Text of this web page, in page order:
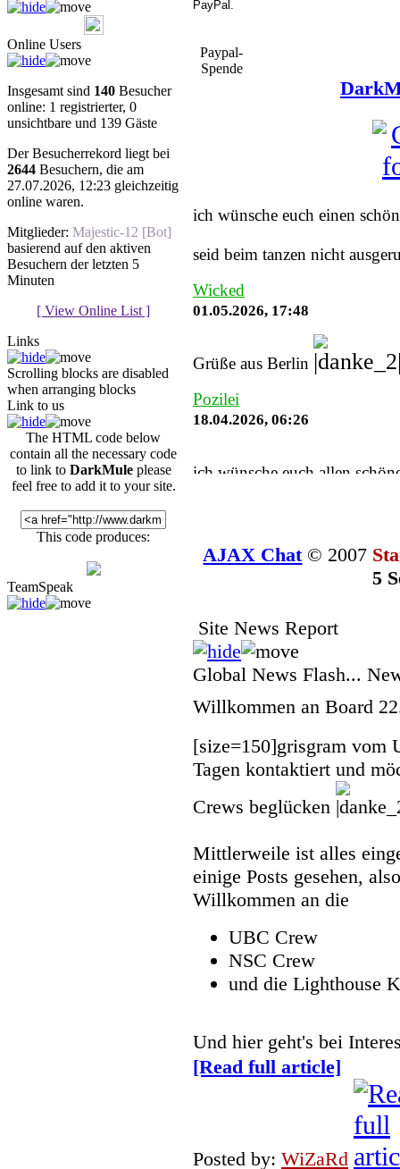
Online Users
Insgesamt sind 140 Besucher
online: 1 registrierter, 0
unsichtbare und 139 Gäste
Der Besucherrekord liegt bei
2644 Besuchern, die am
27.07.2026, 12:23 gleichzeitig
online waren.
Mitglieder: Majestic-12 [Bot]
basierend auf den aktiven
Besuchern der letzten 5
Minuten
[ View Online List ]
Links
Scrolling blocks are disabled
when arranging blocks
Link to us
The HTML code below
contain all the necessary code
to link to DarkMuleplease
feel free to add it to your site.
This code produces:
TeamSpeak
Paypal-
Spende
ich wünsche euch einen
seid beim tanzen nicht
Wicked
01.05.2026, 17:48
Grüße aus Berlin
Pozilei
18.04.2026, 06:26
ich wünsche euch allen
Wir werden noch fame
Der Besucherrekord liegt bei
2025 11:01 gleichzeitig
Pozilei
Regelmäßig wischen wir
Grüße
Pozilei
reine nostalgie. passieren tut
wieder in erinnerungen
10.01.2026, 10:47
Wow, die Seite gibt es ja
Pathfinder
04.01.2026, 13:59
Moin Moin und ein gesundes
02.01.2026, 09:49
AJAX Chat© 2007
5
Site News Report
Global News Flash...
Willkommen an Board
[size=150]grisgram vom
Tagen kontaktiert und
Crews beglücken
Mittlerweile ist alles
einige Posts gesehen,
Willkommen an die
UBC Crew
NSC Crew
und die Lighthouse
Und hier geht's bei
[Read full article]
Posted by: WiZaRd